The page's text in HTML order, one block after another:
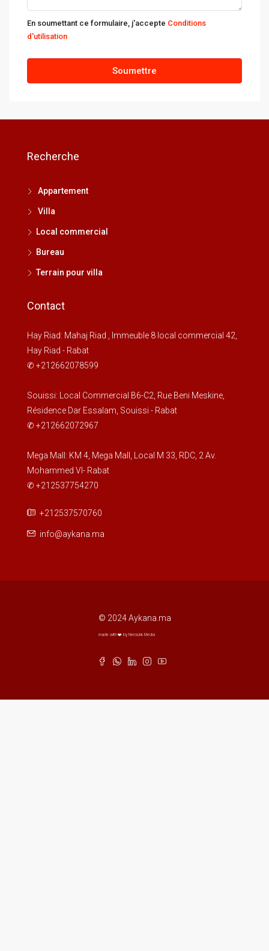
En soumettant ce formulaire, j'accepte Conditions
d'utilisation
Soumettre
Recherche
Appartement
Villa
Local commercial
Bureau
Terrain pour villa
Contact
Hay Riad: Mahaj Riad , Immeuble 8 local commercial 42,
Hay Riad - Rabat
✆ +212662078599
Souissi: Local Commercial B6-C2, Rue Beni Meskine,
Résidence Dar Essalam, Souissi - Rabat
✆ +212662072967
Mega Mall: KM 4, Mega Mall, Local M 33, RDC, 2 Av.
Mohammed VI- Rabat
✆ +212537754270
+212537570760
info@aykana.ma
© 2024 Aykana.ma
made with ❤️ by NeroLink Media